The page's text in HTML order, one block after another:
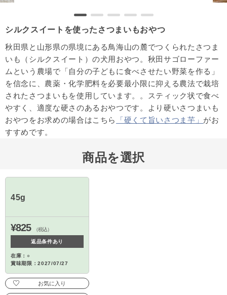
シルクスイートを使ったさつまいもおやつ
秋田県と山形県の県境にある鳥海山の麓でつくられたさつま
いも（シルクスイート）の犬用おやつ。秋田サゴローファー
ムという農場で「自分の子どもに食べさせたい野菜を作る」
を信念に、農薬・化学肥料を必要最小限に抑える農法で栽培
されたさつまいもを使用しています。。スティック状で食べ
やすく、適度な硬さのあるおやつです。より硬いさつまいも
おやつをお求めの場合はこちら
「硬くて旨いさつま芋」 がお
すすめです。
商品を選択
45g
¥825 （税込）
返品条件あり
在庫：○
賞味期限：2027/07/27
お気に入り